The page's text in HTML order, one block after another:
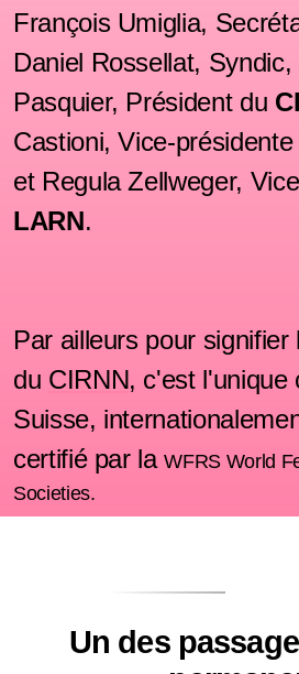
François Umiglia,
Daniel Rossellat,
Pasquier, Président du
Castioni, Vice-
et Regula Zellweger,
LARN.
Par ailleurs pour signifier
du CIRNN, c'est l'unique
Suisse,
certifié par laWFRS World
Societies.
Un des